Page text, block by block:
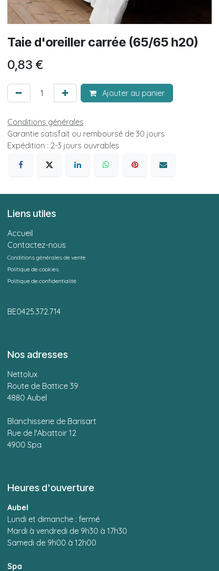
Taie d'oreiller carrée (65/65 h20)
0,83 €
Ajouter au panier
Conditions générales
Garantie satisfait ou remboursé de 30 jours
Expédition : 2-3 jours ouvrables
Liens utiles
Accueil
Contactez-nous
Conditions générales de vente
Politique de cookies
Politique de confidentialité
BE0425.372.714
Nos adresses
Nettolux
Route de Battice 39
4880 Aubel
Blanchisserie de Barisart
Rue de l'Abattoir 12
4900 Spa
Heures d'ouverture
Aubel
L undi et dimanche : fermé
Mardi à vendredi de 9h30 à 17h30
Samedi de 9h00 à 12h00
Spa